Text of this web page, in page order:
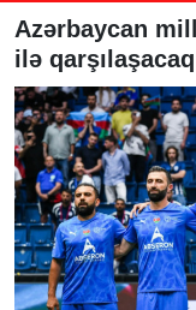
Azərbaycan
ilə qarşılaşacaq